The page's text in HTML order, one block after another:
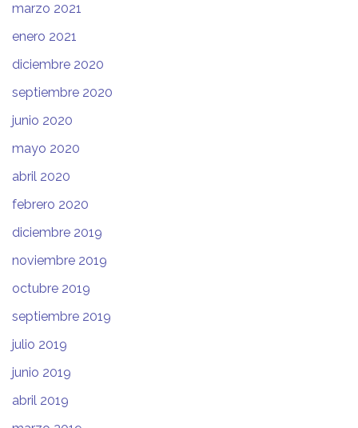
marzo 2021
enero 2021
diciembre 2020
septiembre 2020
junio 2020
mayo 2020
abril 2020
febrero 2020
diciembre 2019
noviembre 2019
octubre 2019
septiembre 2019
julio 2019
junio 2019
abril 2019